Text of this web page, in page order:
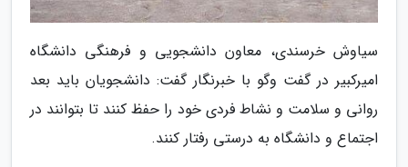
سیاوش خرسندی، معاون دانشجویی و فرهنگی دانشگاه
امیرکبیر در گفت وگو با خبرنگار گفت: دانشجویان باید بعد
روانی و سلامت و نشاط فردی خود را حفظ کنند تا بتوانند در
اجتماع و دانشگاه به درستی رفتار کنند.